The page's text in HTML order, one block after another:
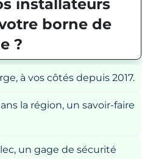
installateurs
borne de
?
à vos côtés depuis 2017.
la région, un savoir-faire
un gage de sécurité